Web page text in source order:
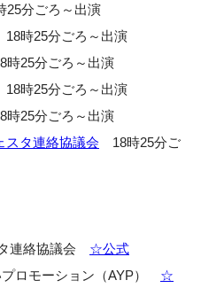
25分ごろ～出演
18時25分ごろ～出演
時25分ごろ～出演
18時25分ごろ～出演
時25分ごろ～出演
スタ連絡協議会 18時25分ご
連絡協議会 ☆公式
ロモーション（AYP） ☆